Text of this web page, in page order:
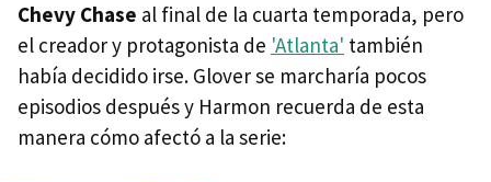
Chevy Chase al final de la cuarta temporada, pero
el creador y protagonista de 'Atlanta' también
había decidido irse. Glover se marcharía pocos
episodios después y Harmon recuerda de esta
manera cómo afectó a la serie: